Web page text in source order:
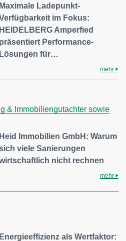
Maximale Ladepunkt-
im Fokus:
HEIDELBERG Amperfied
präsentiert Performance-
Lösungen für…
mehr
& Immobiliengutachter sowie
Heid Immobilien GmbH: Warum
viele Sanierungen
nicht rechnen
mehr
Energieeffizienz als Wertfaktor: